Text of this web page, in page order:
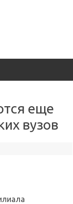
еще
вузов